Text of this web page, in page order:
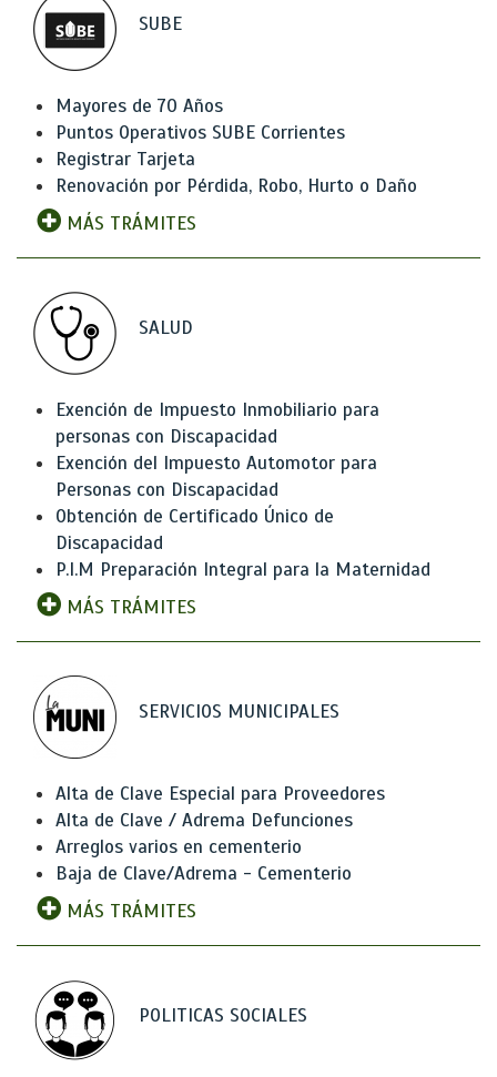
SUBE
Mayores de 70 Años
Puntos Operativos SUBE Corrientes
Registrar Tarjeta
Renovación por Pérdida, Robo, Hurto o Daño
MÁS TRÁMITES
SALUD
Exención de Impuesto Inmobiliario para
personas con Discapacidad
Exención del Impuesto Automotor para
Personas con Discapacidad
Obtención de Certificado Único de
Discapacidad
P.I.M Preparación Integral para la Maternidad
MÁS TRÁMITES
SERVICIOS MUNICIPALES
Alta de Clave Especial para Proveedores
Alta de Clave / Adrema Defunciones
Arreglos varios en cementerio
Baja de Clave/Adrema - Cementerio
MÁS TRÁMITES
POLITICAS SOCIALES